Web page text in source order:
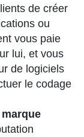
de créer
ou
vous paie
lui, et vous
de logiciels
le codage